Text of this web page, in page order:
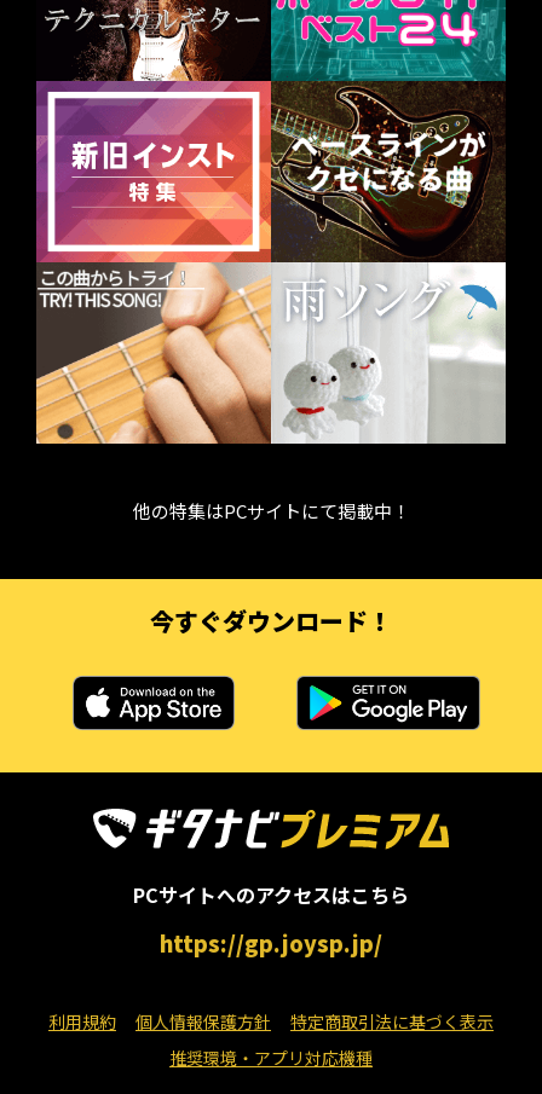
他の特集はPCサイトにて掲載中！
今すぐダウンロード！
PCサイトへのアクセスはこちら
https://gp.joysp.jp/
利用規約 個人情報保護方針
特定商取引法に基づく表示
推奨環境・アプリ対応機種